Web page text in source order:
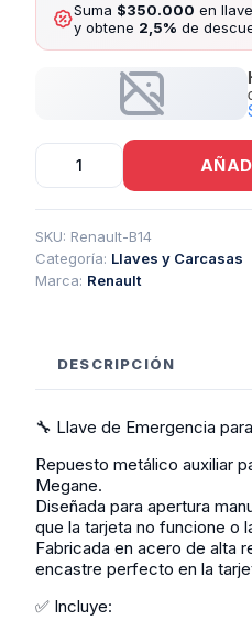
Suma $350.000 en
y obtene 2,5% de
Llave
Emergencia
Para
Tarjeta
Megane
cantidad
SKU: Renault-B14
Categoría: Llaves y Carcasas
Marca: Renault
DESCRIPCIÓN
🔧 Llave de Emergencia
Repuesto metálico auxiliar
Megane.
Diseñada para apertura
que la tarjeta no funcione o
Fabricada en acero de alta
encastre perfecto en la
✅ Incluye: